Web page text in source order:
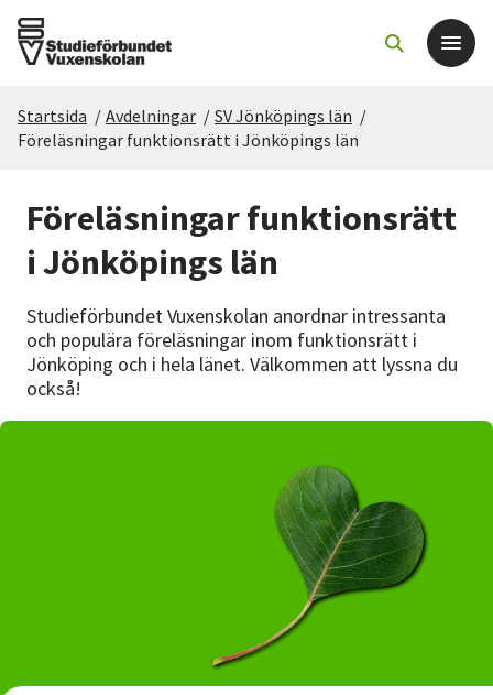
Det här gör vi
För dig som
Sök kurser och evenemang
Om SV
Starta studiecirkel
Startsida / Avdelningar / SV Jönköpings län /
Föreläsningar funktionsrätt i Jönköpings län
Föreläsningar funktionsrätt
i Jönköpings län
Studieförbundet Vuxenskolan anordnar intressanta
och populära föreläsningar inom funktionsrätt i
Jönköping och i hela länet. Välkommen att lyssna du
också!